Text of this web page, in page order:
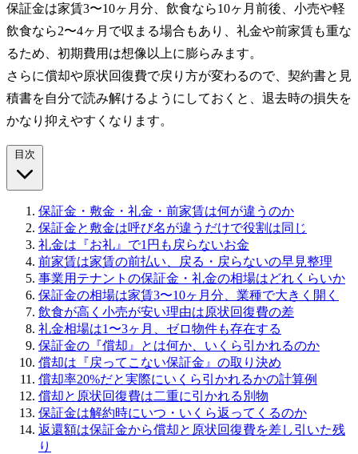
保証金は家賃3〜10ヶ月分、飲食なら10ヶ月前後、小売や軽
飲食なら2〜4ヶ月で収まる場合もあり、礼金や前家賃も重な
るため、初期費用は想像以上に膨らみます。
さらに償却や原状回復費で戻り方が変わるので、契約書と見
積書を自分で読み解けるようにしておくと、退去時の損失を
かなり抑えやすくなります。
保証金・敷金・礼金・前家賃は何が違うのか
保証金と敷金は呼び名が違うだけで役割は同じ
礼金は『お礼』で1円も戻らないお金
前家賃は家賃の前払い、戻る・戻らないの早見整理
事業用テナントの保証金・礼金の相場はどれくらいか
保証金の相場は家賃3〜10ヶ月分、業種で大きく開く
飲食が高く小売が安い理由は原状回復費の差
礼金相場は1〜3ヶ月、ゼロ物件も存在する
保証金の『償却』とは何か、いくら引かれるのか
償却は『戻ってこない保証金』の取り決め
償却率20%だと実際にいくら引かれるかの計算例
償却と原状回復費は二重に引かれる別物
保証金は解約時にいつ・いくら返ってくるのか
返還額は保証金から償却と原状回復費を差し引いた残
り